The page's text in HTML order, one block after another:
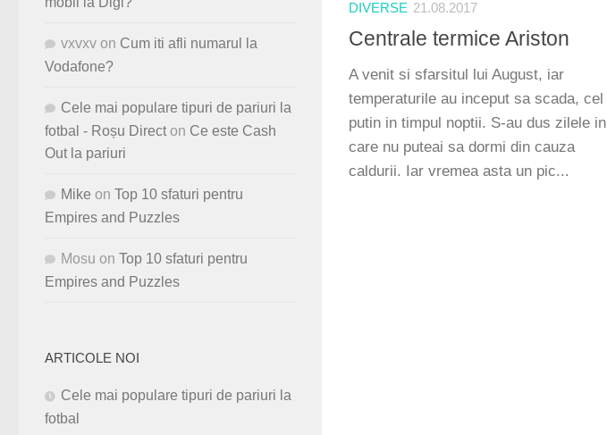
DIVERSE 21.08.2017
Centrale termice Ariston
A venit si sfarsitul lui August, iar
temperaturile au inceput sa scada, cel
putin in timpul noptii. S-au dus zilele in
care nu puteai sa dormi din cauza
caldurii. Iar vremea asta un pic...
vxvxv on Cum iti afli numarul la
Vodafone?
Cele mai populare tipuri de pariuri la
fotbal - Roșu Direct on Ce este Cash
Out la pariuri
Mike on Top 10 sfaturi pentru
Empires and Puzzles
Mosu on Top 10 sfaturi pentru
Empires and Puzzles
ARTICOLE NOI
Cele mai populare tipuri de pariuri la
fotbal